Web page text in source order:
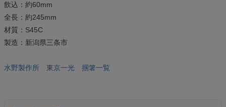
飲込：約60mm
全長：約245mm
材質：S45C
製造：新潟県三条市
水野製作所 東京一光 掴箸一覧